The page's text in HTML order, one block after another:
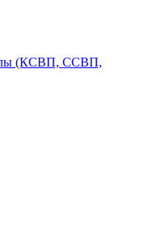
(КСВП, ССВП,